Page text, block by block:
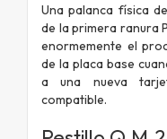
Una palanca física
de la primera ranura
enormemente el
de la placa base
a una nueva
compatible.